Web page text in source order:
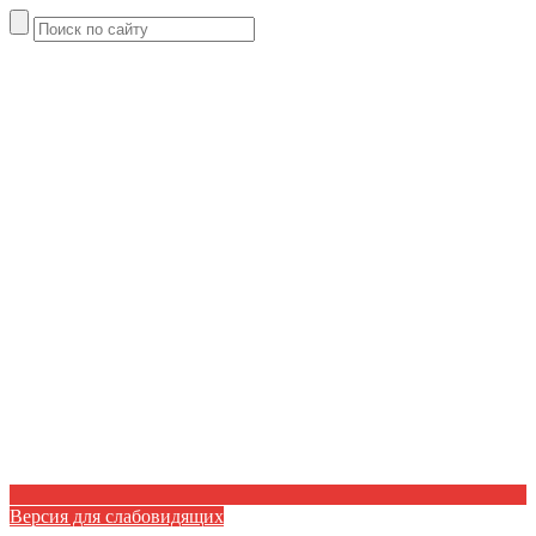
Версия для слабовидящих